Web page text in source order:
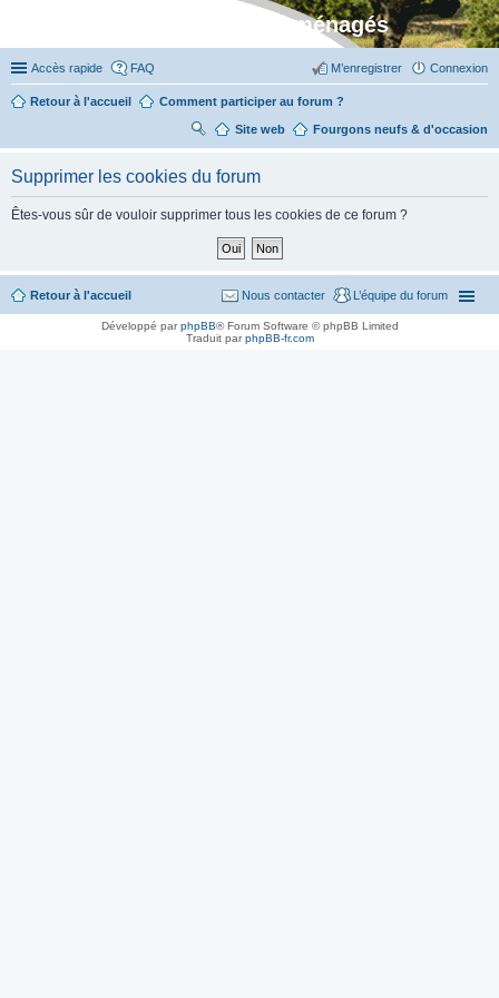
Stylevan - Vans aménagés
Accès rapide FAQ Connexion
M’enregistrer
Retour à l'accueil Comment participer au forum ?
Fourgons neufs & d'occasion
Site web
R
her
ch
Supprimer les cookies du forum
Êtes-vous sûr de vouloir supprimer tous les cookies de ce forum ?
Retour à l'accueil L’équipe du forum
Nous contacter
Développé parphpBB® Forum Software © phpBB Limited
Traduit parphpBB-fr.com